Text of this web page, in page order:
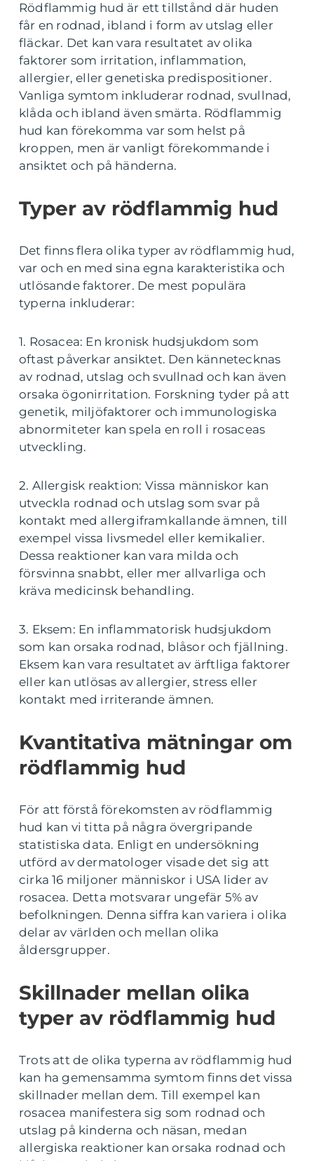
Rödflammig hud är ett tillstånd där huden
får en rodnad, ibland i form av utslag eller
fläckar. Det kan vara resultatet av olika
faktorer som irritation, inflammation,
allergier, eller genetiska predispositioner.
Vanliga symtom inkluderar rodnad, svullnad,
klåda och ibland även smärta. Rödflammig
hud kan förekomma var som helst på
kroppen, men är vanligt förekommande i
ansiktet och på händerna.
Typer av rödflammig hud
Det finns flera olika typer av rödflammig hud,
var och en med sina egna karakteristika och
utlösande faktorer. De mest populära
typerna inkluderar:
1. Rosacea: En kronisk hudsjukdom som
oftast påverkar ansiktet. Den kännetecknas
av rodnad, utslag och svullnad och kan även
orsaka ögonirritation. Forskning tyder på att
genetik, miljöfaktorer och immunologiska
abnormiteter kan spela en roll i rosaceas
utveckling.
2. Allergisk reaktion: Vissa människor kan
utveckla rodnad och utslag som svar på
kontakt med allergiframkallande ämnen, till
exempel vissa livsmedel eller kemikalier.
Dessa reaktioner kan vara milda och
försvinna snabbt, eller mer allvarliga och
kräva medicinsk behandling.
3. Eksem: En inflammatorisk hudsjukdom
som kan orsaka rodnad, blåsor och fjällning.
Eksem kan vara resultatet av ärftliga faktorer
eller kan utlösas av allergier, stress eller
kontakt med irriterande ämnen.
Kvantitativa mätningar om
rödflammig hud
För att förstå förekomsten av rödflammig
hud kan vi titta på några övergripande
statistiska data. Enligt en undersökning
utförd av dermatologer visade det sig att
cirka 16 miljoner människor i USA lider av
rosacea. Detta motsvarar ungefär 5% av
befolkningen. Denna siffra kan variera i olika
delar av världen och mellan olika
åldersgrupper.
Skillnader mellan olika
typer av rödflammig hud
Trots att de olika typerna av rödflammig hud
kan ha gemensamma symtom finns det vissa
skillnader mellan dem. Till exempel kan
rosacea manifestera sig som rodnad och
utslag på kinderna och näsan, medan
allergiska reaktioner kan orsaka rodnad och